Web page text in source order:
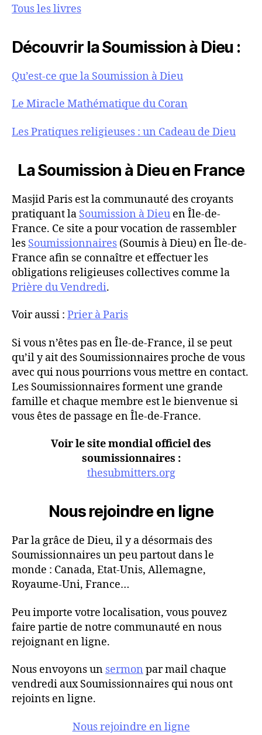
Tous les livres
Découvrir la Soumission à Dieu :
Qu’est-ce que la Soumission à Dieu
Le Miracle Mathématique du Coran
Les Pratiques religieuses : un Cadeau de Dieu
La Soumission à Dieu en France
Masjid Paris est la communauté des croyants
pratiquant la Soumission à Dieu en Île-de-
France. Ce site a pour vocation de rassembler
les Soumissionnaires (Soumis à Dieu) en Île-de-
France afin se connaître et effectuer les
obligations religieuses collectives comme la
Prière du Vendredi.
Voir aussi : Prier à Paris
Si vous n’êtes pas en Île-de-France, il se peut
qu’il y ait des Soumissionnaires proche de vous
avec qui nous pourrions vous mettre en contact.
Les Soumissionnaires forment une grande
famille et chaque membre est le bienvenue si
vous êtes de passage en Île-de-France.
Voir le site mondial officiel des
soumissionnaires :
thesubmitters.org
Nous rejoindre en ligne
Par la grâce de Dieu, il y a désormais des
Soumissionnaires un peu partout dans le
monde : Canada, Etat-Unis, Allemagne,
Royaume-Uni, France…
Peu importe votre localisation, vous pouvez
faire partie de notre communauté en nous
rejoignant en ligne.
Nous envoyons un sermon par mail chaque
vendredi aux Soumissionnaires qui nous ont
rejoints en ligne.
Nous rejoindre en ligne